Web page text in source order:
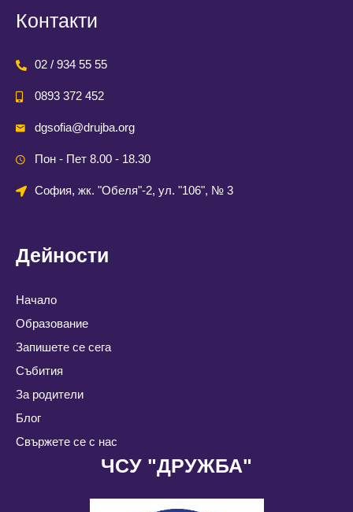
Контакти
02 / 934 55 55
0893 372 452
dgsofia@drujba.org
Пон - Пет 8.00 - 18.30
София, жк. "Обеля"-2, ул. "106", № 3
Дейности
Начало
Образование
Запишете се сега
Събития
За родители
Блог
Свържете се с нас
ЧСУ "ДРУЖБА"